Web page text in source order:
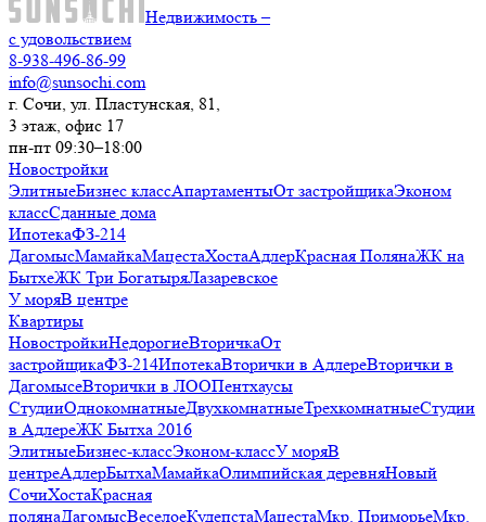
Недвижимость –
с удовольствием
8-938-496-86-99
info@sunsochi.com
г. Сочи, ул. Пластунская, 81,
3 этаж, офис 17
пн-пт 09:30–18:00
Новостройки
ЭлитныеБизнес классАпартаментыОт застройщикаЭконом
классСданные дома
ИпотекаФЗ-214
ДагомысМамайкаМацестаХостаАдлерКрасная ПолянаЖК на
БытхеЖК Три БогатыряЛазаревское
У моряВ центре
Квартиры
НовостройкиНедорогиеВторичкаОт
застройщикаФЗ-214ИпотекаВторички в АдлереВторички в
ДагомысеВторички в ЛООПентхаусы
СтудииОднокомнатныеДвухкомнатныеТрехкомнатныеСтудии
в АдлереЖК Бытха 2016
ЭлитныеБизнес-классЭконом-классУ моряВ
центреАдлерБытхаМамайкаОлимпийская деревняНовый
СочиХостаКрасная
полянаДагомысВеселоеКудепстаМацестаМкр. ПриморьеМкр.